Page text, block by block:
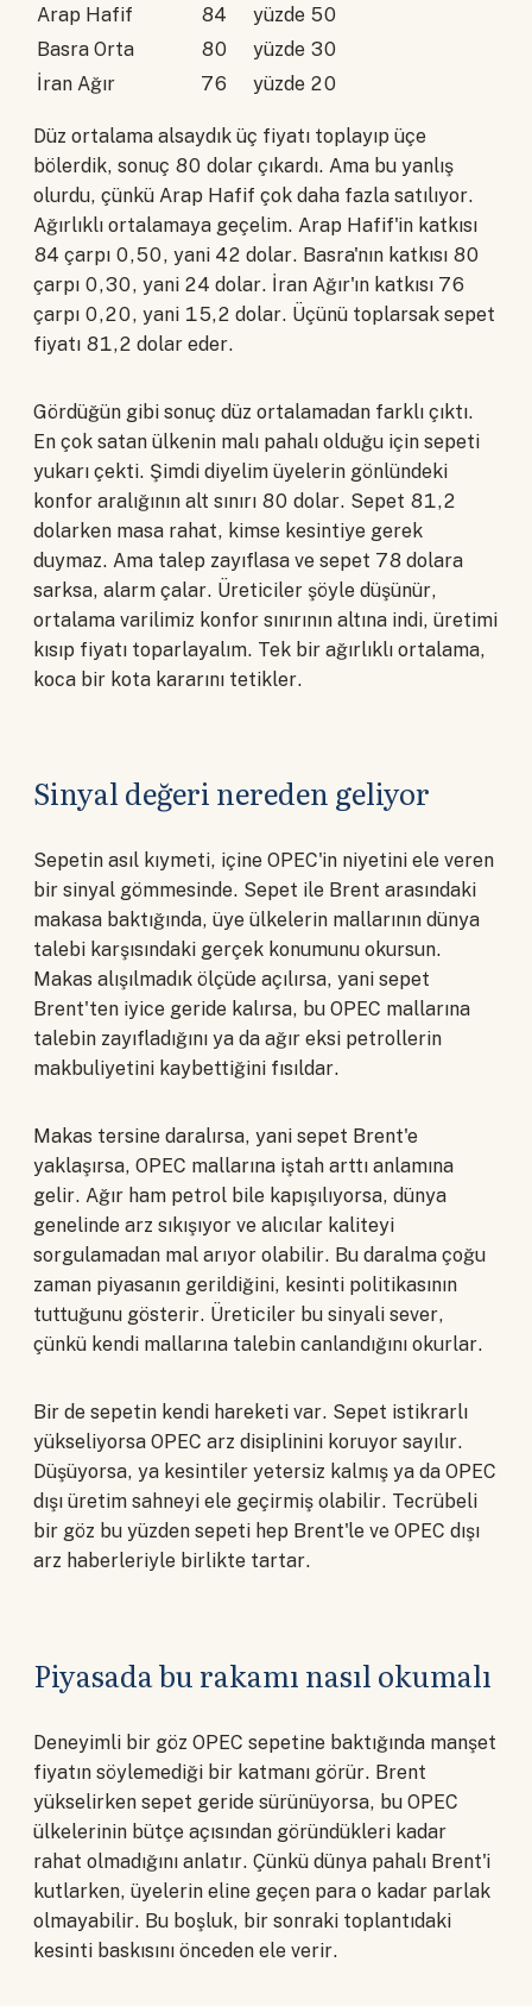
Arap Hafif 84
yüzde 50
Basra Orta
80
yüzde 30
İran Ağır
76 yüzde 20
Düz ortalama alsaydık üç fiyatı toplayıp üçe
bölerdik, sonuç 80 dolar çıkardı. Ama bu yanlış
olurdu, çünkü Arap Hafif çok daha fazla satılıyor.
Ağırlıklı ortalamaya geçelim. Arap Hafif'in katkısı
84 çarpı 0,50, yani 42 dolar. Basra'nın katkısı 80
çarpı 0,30, yani 24 dolar. İran Ağır'ın katkısı 76
çarpı 0,20, yani 15,2 dolar. Üçünü toplarsak sepet
fiyatı 81,2 dolar eder.
Gördüğün gibi sonuç düz ortalamadan farklı çıktı.
En çok satan ülkenin malı pahalı olduğu için sepeti
yukarı çekti. Şimdi diyelim üyelerin gönlündeki
konfor aralığının alt sınırı 80 dolar. Sepet 81,2
dolarken masa rahat, kimse kesintiye gerek
duymaz. Ama talep zayıflasa ve sepet 78 dolara
sarksa, alarm çalar. Üreticiler şöyle düşünür,
ortalama varilimiz konfor sınırının altına indi, üretimi
kısıp fiyatı toparlayalım. Tek bir ağırlıklı ortalama,
koca bir kota kararını tetikler.
Sinyal değeri nereden geliyor
Sepetin asıl kıymeti, içine OPEC'in niyetini ele veren
bir sinyal gömmesinde. Sepet ile Brent arasındaki
makasa baktığında, üye ülkelerin mallarının dünya
talebi karşısındaki gerçek konumunu okursun.
Makas alışılmadık ölçüde açılırsa, yani sepet
Brent'ten iyice geride kalırsa, bu OPEC mallarına
talebin zayıfladığını ya da ağır eksi petrollerin
makbuliyetini kaybettiğini fısıldar.
Makas tersine daralırsa, yani sepet Brent'e
yaklaşırsa, OPEC mallarına iştah arttı anlamına
gelir. Ağır ham petrol bile kapışılıyorsa, dünya
genelinde arz sıkışıyor ve alıcılar kaliteyi
sorgulamadan mal arıyor olabilir. Bu daralma çoğu
zaman piyasanın gerildiğini, kesinti politikasının
tuttuğunu gösterir. Üreticiler bu sinyali sever,
çünkü kendi mallarına talebin canlandığını okurlar.
Bir de sepetin kendi hareketi var. Sepet istikrarlı
yükseliyorsa OPEC arz disiplinini koruyor sayılır.
Düşüyorsa, ya kesintiler yetersiz kalmış ya da OPEC
dışı üretim sahneyi ele geçirmiş olabilir. Tecrübeli
bir göz bu yüzden sepeti hep Brent'le ve OPEC dışı
arz haberleriyle birlikte tartar.
Piyasada bu rakamı nasıl okumalı
Deneyimli bir göz OPEC sepetine baktığında manşet
fiyatın söylemediği bir katmanı görür. Brent
yükselirken sepet geride sürünüyorsa, bu OPEC
ülkelerinin bütçe açısından göründükleri kadar
rahat olmadığını anlatır. Çünkü dünya pahalı Brent'i
kutlarken, üyelerin eline geçen para o kadar parlak
olmayabilir. Bu boşluk, bir sonraki toplantıdaki
kesinti baskısını önceden ele verir.